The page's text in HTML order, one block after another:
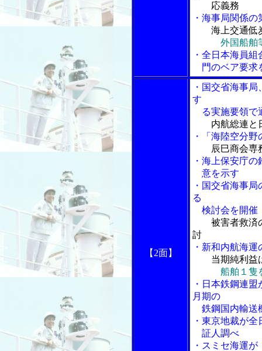
応義務
・海事局関係
海上交通低炭
外国船舶
・全日本海員
門のベア要求
【2面】
・国交省海事
す
る実施要領で
内航総連と
・「海陸空分
辰巳商会
・海上保安庁
意を示す
・国交省海事
る
検討会を開催
被害者救済
討
・新和内航海
当期純利益
船舶１隻
・日本鉄鋼連
月期の
鉄鋼国内輸送
・東京地裁が
証人調べ
・スミセ海運